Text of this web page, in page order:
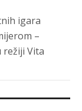
igara
–
režiji Vita